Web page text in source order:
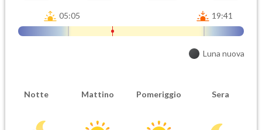
05:05 19:41
Luna nuova
Notte Mattino Pomeriggio Sera